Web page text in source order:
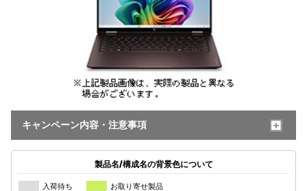
キャンペーン内容・注意事項
製品名/構成名の背景色について
入荷待ち
お取り寄せ製品